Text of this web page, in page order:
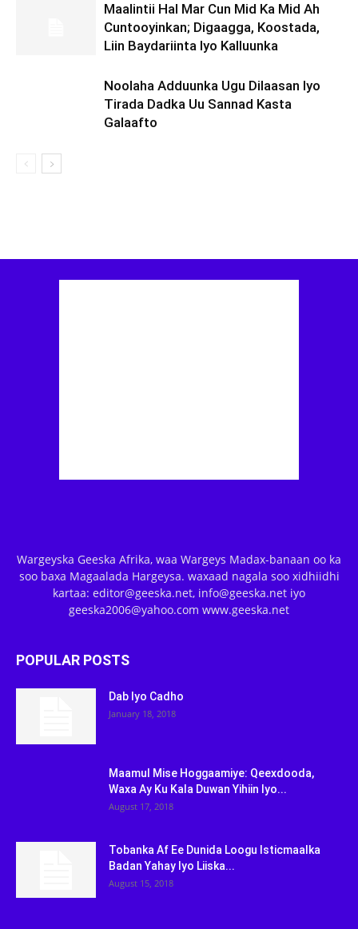
Maalintii Hal Mar Cun Mid Ka Mid Ah
Cuntooyinkan; Digaagga, Koostada,
Liin Baydariinta Iyo Kalluunka
Noolaha Adduunka Ugu Dilaasan Iyo
Tirada Dadka Uu Sannad Kasta
Galaafto
Wargeyska Geeska Afrika, waa Wargeys Madax-banaan oo ka
soo baxa Magaalada Hargeysa. waxaad nagala soo xidhiidhi
kartaa: editor@geeska.net, info@geeska.net iyo
geeska2006@yahoo.com www.geeska.net
POPULAR POSTS
Dab Iyo Cadho
January 18, 2018
Maamul Mise Hoggaamiye: Qeexdooda,
Waxa Ay Ku Kala Duwan Yihiin Iyo...
August 17, 2018
Tobanka Af Ee Dunida Loogu Isticmaalka
Badan Yahay Iyo Liiska...
August 15, 2018